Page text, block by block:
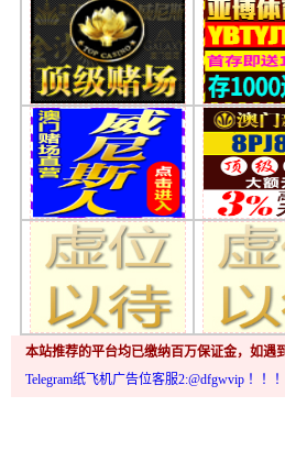
本站推荐的平台均已缴纳百万保证金，如遇
Telegram纸飞机广告位客服2:@dfgwvip ！！